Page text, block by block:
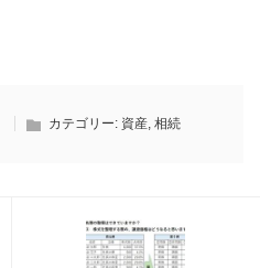
カテゴリー: 資産, 相続